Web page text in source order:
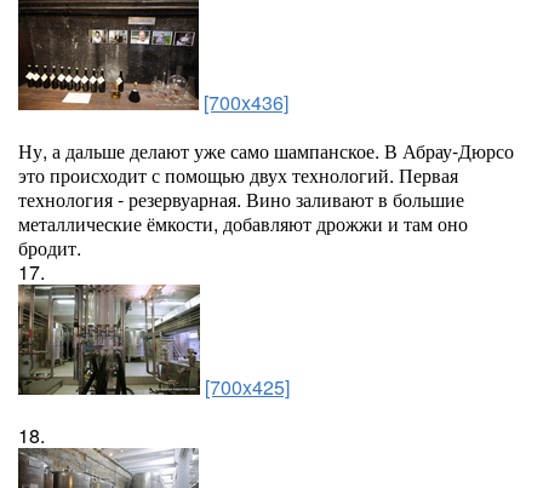
[700x436]
Ну, а дальше делают уже само шампанское. В Абрау-Дюрсо
это происходит с помощью двух технологий. Первая
технология - резервуарная. Вино заливают в большие
металлические ёмкости, добавляют дрожжи и там оно
бродит.
17.
[700x425]
18.